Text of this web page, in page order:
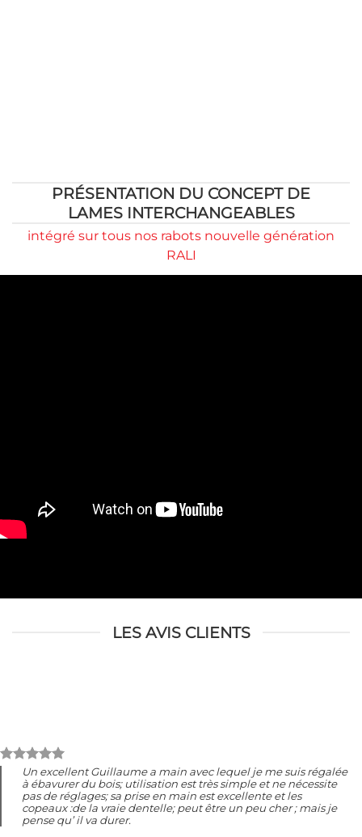
PRÉSENTATION DU CONCEPT DE
LAMES INTERCHANGEABLES
intégré sur tous nos rabots nouvelle génération
RALI
LES AVIS CLIENTS
Un excellent Guillaume a main avec lequel je me suis régalée
à ébavurer du bois; utilisation est très simple et ne nécessite
pas de réglages; sa prise en main est excellente et les
copeaux :de la vraie dentelle; peut être un peu cher ; mais je
pense qu’ il va durer.